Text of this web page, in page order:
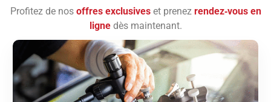
Profitez de nos offres exclusiveset prenez rendez‑vous en
lignedès maintenant.